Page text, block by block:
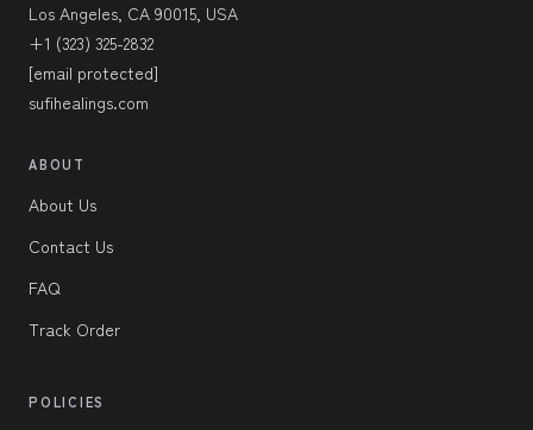
Los Angeles, CA 90015, USA
+1 (323) 325-2832
[email protected]
sufihealings.com
ABOUT
About Us
Contact Us
FAQ
Track Order
POLICIES